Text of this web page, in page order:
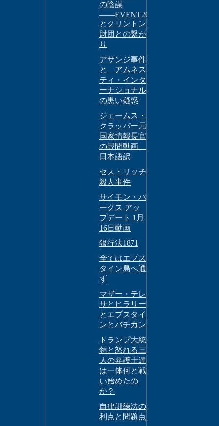
の陰謀
――EVENT201
とクリントン
財団との繋が
り
アサンジ事件
と、アムネス
ティ・インタ
ーナショナル
の黒い疑惑
ジェームス・
クラッパー元
国家情報長官
の尋問動画
日本語訳
セス・リッチ
殺人事件
サイモン・パ
ークス アッ
プデート 1月
16日動画
銀行法1871
全てはエプス
タイン島へ通
ず
マザー・テレ
サとヒラリー
とエプスタイ
ンとバチカン
トランプ大統
領と怒れる三
人の弁護士達
は一体何と戦
い始めたの
か？
自律訓練法の
利点と問題点